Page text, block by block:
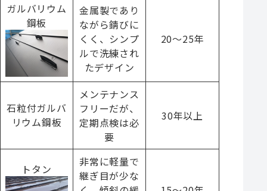
ガルバリウム
鋼板
金属製であり
ながら錆びに
くく、シンプ
ルで洗練され
たデザイン
20～25年
石粒付ガルバ
リウム鋼板
メンテナンス
フリーだが、
定期点検は必
要
30年以上
トタン
非常に軽量で
継ぎ目が少な